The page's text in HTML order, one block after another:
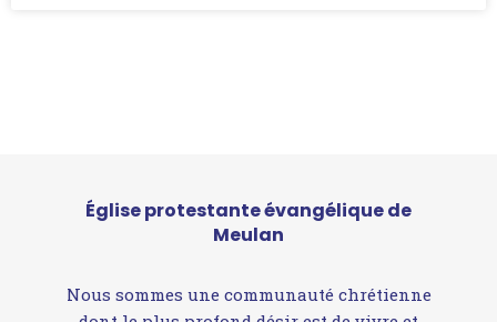
Église protestante évangélique de
Meulan
Nous sommes une communauté chrétienne